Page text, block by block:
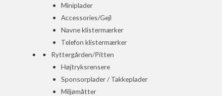
Miniplader
Accessories/Gejl
Navne klistermærker
Telefon klistermærker
Ryttergården/Pitten
Højtryksrensere
Sponsorplader / Takkeplader
Miljømåtter